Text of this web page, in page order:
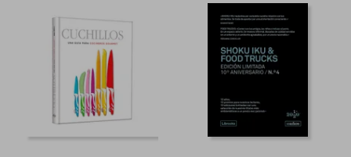
45%
dcto.